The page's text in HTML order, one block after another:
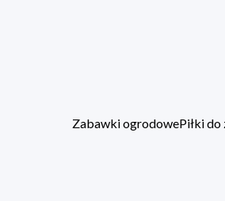
Zabawki ogrodowePiłki